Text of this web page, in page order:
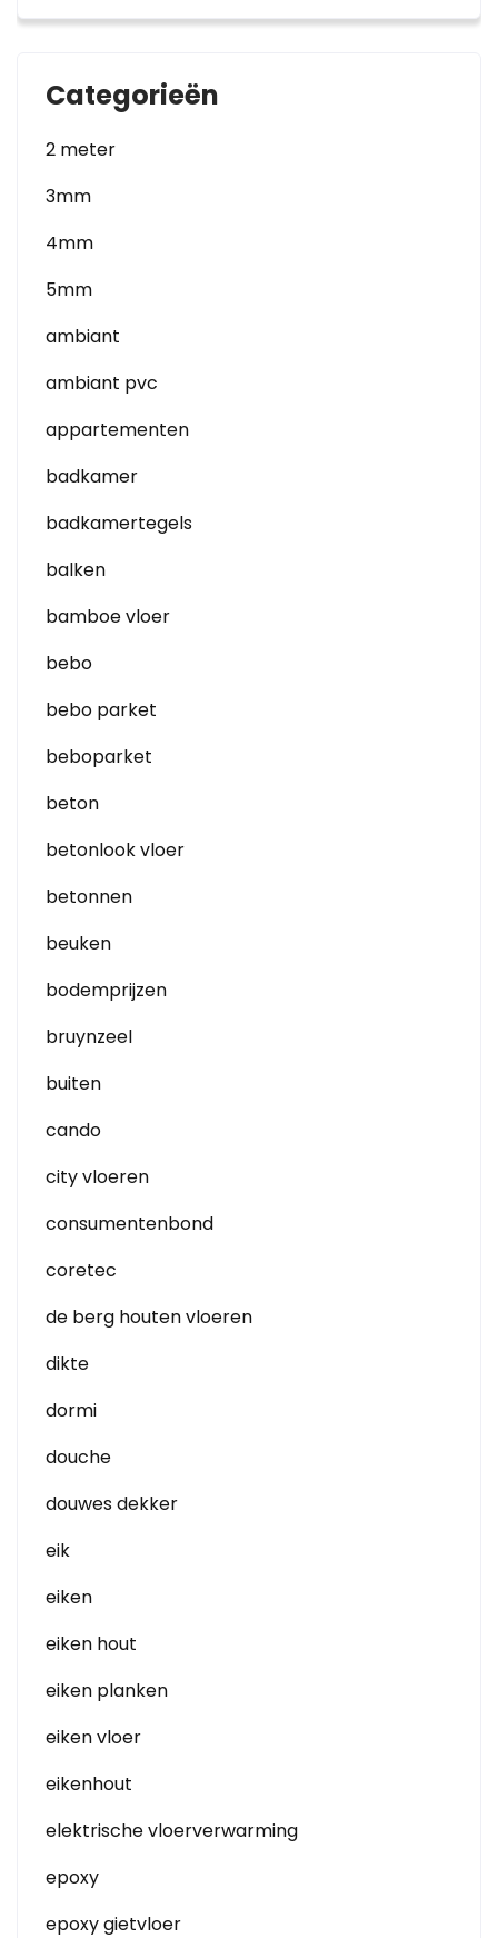
Categorieën
2 meter
3mm
4mm
5mm
ambiant
ambiant pvc
appartementen
badkamer
badkamertegels
balken
bamboe vloer
bebo
bebo parket
beboparket
beton
betonlook vloer
betonnen
beuken
bodemprijzen
bruynzeel
buiten
cando
city vloeren
consumentenbond
coretec
de berg houten vloeren
dikte
dormi
douche
douwes dekker
eik
eiken
eiken hout
eiken planken
eiken vloer
eikenhout
elektrische vloerverwarming
epoxy
epoxy gietvloer